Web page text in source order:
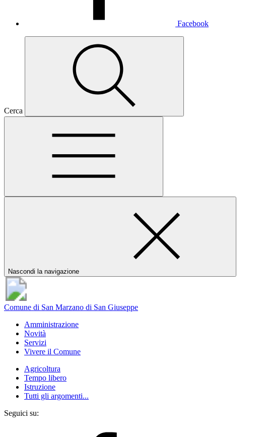
Facebook
Cerca
Nascondi la navigazione
Comune di San Marzano di San Giuseppe
Amministrazione
Novità
Servizi
Vivere il Comune
Agricoltura
Tempo libero
Istruzione
Tutti gli argomenti...
Seguici su: